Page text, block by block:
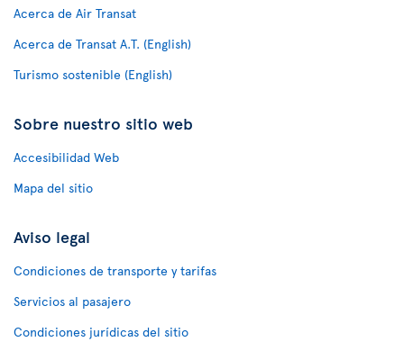
Acerca de Air Transat
Acerca de Transat A.T. (English)
Turismo sostenible (English)
Sobre nuestro sitio web
Accesibilidad Web
Mapa del sitio
Aviso legal
Condiciones de transporte y tarifas
Servicios al pasajero
Condiciones jurídicas del sitio